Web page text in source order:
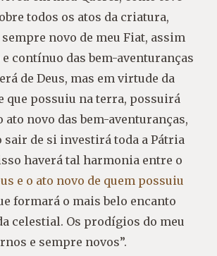
todos os atos da criatura,
novo de meu Fiat, assim
e contínuo das bem-aventuranças
de Deus, mas em virtude da
que possuiu na terra, possuirá
ato novo das bem-aventuranças,
sair de si investirá toda a Pátria
haverá tal harmonia entre o
e o ato novo de quem possuiu
formará o mais belo encanto
celestial. Os prodígios do meu
e sempre novos”.